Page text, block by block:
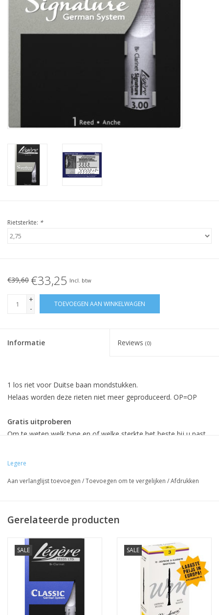
Rietsterkte: *
€39,60 €33,25 Incl. btw
+
-
TOEVOEGEN AAN WINKELWAGEN
Informatie Reviews (0)
1 los riet voor Duitse baan mondstukken.
Helaas worden deze rieten niet meer geproduceerd. OP=OP
Gratis uitproberen
Om te weten welk type en of welke sterkte het beste bij u past,
Omruilgarantie bij Atelier Broeke.
Legere
Aan verlanglijst toevoegen /Toevoegen om te vergelijken /Afdrukken
Gerelateerde producten
SALE SALE